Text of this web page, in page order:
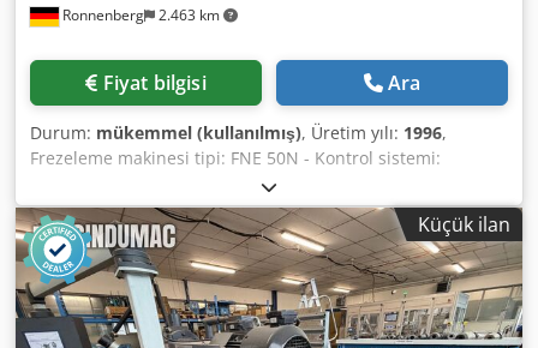
Ronnenberg 2.463 km
Fiyat bilgisi Ara
Durum: mükemmel (kullanılmış), Üretim yılı: 1996,
Frezeleme makinesi tipi: FNE 50N - Kontrol sistemi:
Heidenhain TNC410 - Ana tahrik gücü: 7,5 kW Djdpfx
Acozrpw To Ieck - Toplam kurulu güç: 15,0 kW - Besleme
gerilimi: 3x380 V - Frekans: 50 Hz - Frezeleme makinesinin
ağırlığı (ekipmanlar hariç): 3000 kg X ekseni: 800 mm Y
ekseni: 500 mm Z ekseni: 420 mm Masa taşıma kapasitesi:
500 kg Mil koniği: ISO 40 Aynı modelden 2 adet makine
bulunmaktadır.
Küçük ilan